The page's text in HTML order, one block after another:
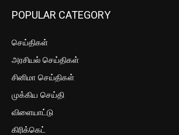
POPULAR CATEGORY
செய்திகள்
அரசியல் செய்திகள்
சினிமா செய்திகள்
முக்கிய செய்தி
விளையாட்டு
கிரிக்கெட்